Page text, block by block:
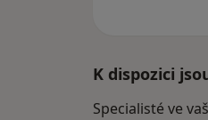
K dispozici
Specialisté ve